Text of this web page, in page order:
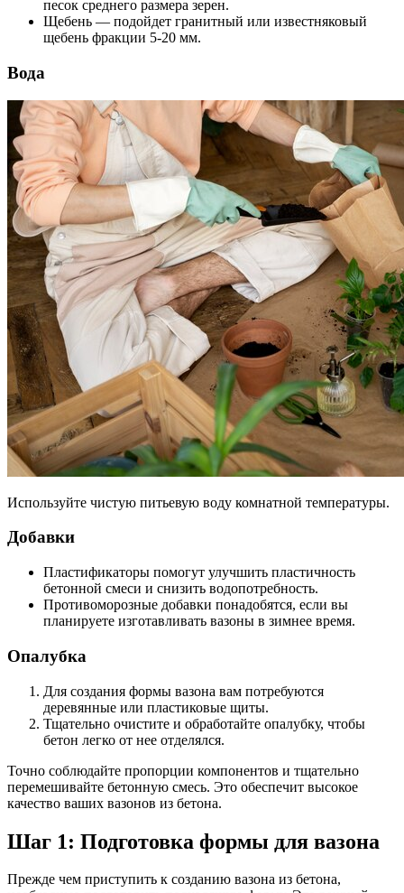
песок среднего размера зерен.
Щебень — подойдет гранитный или известняковый
щебень фракции 5-20 мм.
Вода
Используйте чистую питьевую воду комнатной температуры.
Добавки
Пластификаторы помогут улучшить пластичность
бетонной смеси и снизить водопотребность.
Противоморозные добавки понадобятся, если вы
планируете изготавливать вазоны в зимнее время.
Опалубка
Для создания формы вазона вам потребуются
деревянные или пластиковые щиты.
Тщательно очистите и обработайте опалубку, чтобы
бетон легко от нее отделялся.
Точно соблюдайте пропорции компонентов и тщательно
перемешивайте бетонную смесь. Это обеспечит высокое
качество ваших вазонов из бетона.
Шаг 1: Подготовка формы для вазона
Прежде чем приступить к созданию вазона из бетона,